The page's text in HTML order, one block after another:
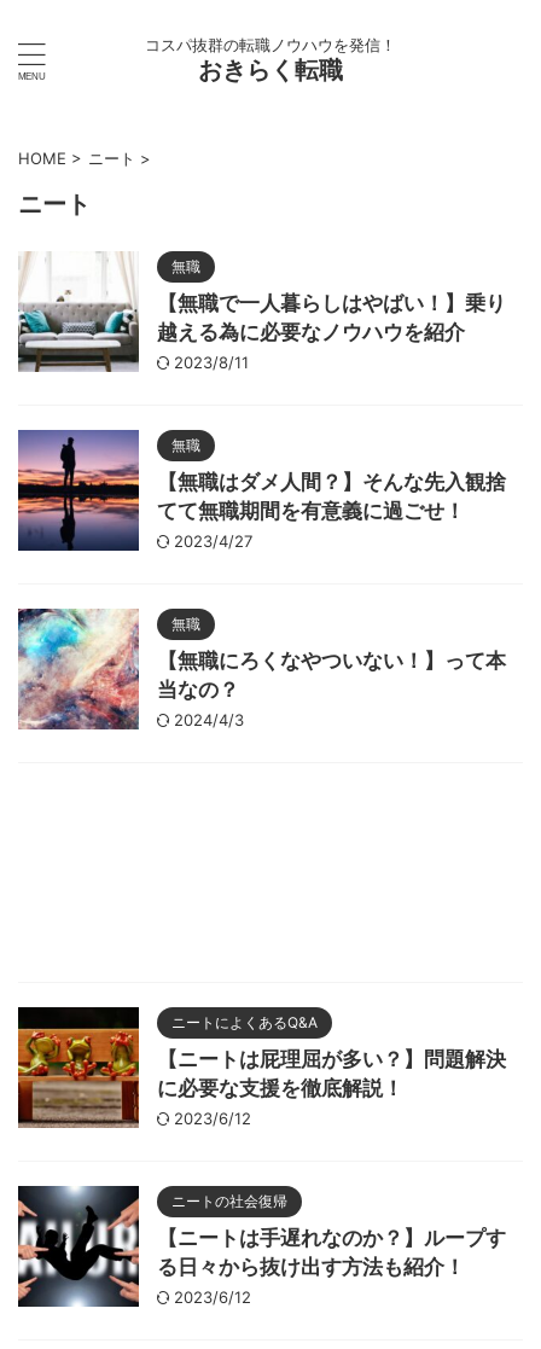
コスパ抜群の転職ノウハウを発信！
おきらく転職
HOME > ニート >
ニート
無職
【無職で一人暮らしはやばい！】乗り
越える為に必要なノウハウを紹介
2023/8/11
無職
【無職はダメ人間？】そんな先入観捨
てて無職期間を有意義に過ごせ！
2023/4/27
無職
【無職にろくなやついない！】って本
当なの？
2024/4/3
ニートによくあるQ&A
【ニートは屁理屈が多い？】問題解決
に必要な支援を徹底解説！
2023/6/12
ニートの社会復帰
【ニートは手遅れなのか？】ループす
る日々から抜け出す方法も紹介！
2023/6/12